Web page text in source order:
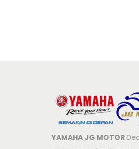
YAMAHA JG MOTOR